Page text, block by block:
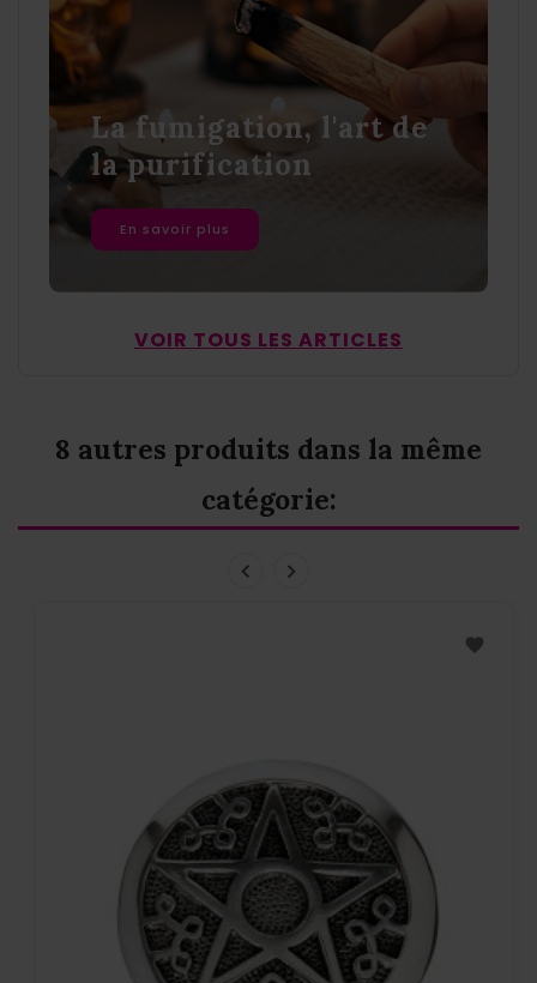
La fumigation, l'art de
la purification
En savoir plus
VOIR TOUS LES ARTICLES
8 autres produits dans la même
catégorie: